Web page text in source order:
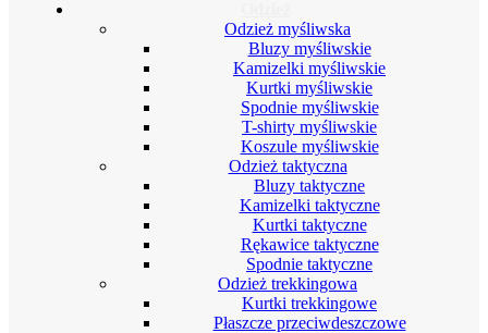
Odzież myśliwska
Bluzy myśliwskie
Kamizelki myśliwskie
Kurtki myśliwskie
Spodnie myśliwskie
T-shirty myśliwskie
Koszule myśliwskie
Odzież taktyczna
Bluzy taktyczne
Kamizelki taktyczne
Kurtki taktyczne
Rękawice taktyczne
Spodnie taktyczne
Odzież trekkingowa
Kurtki trekkingowe
Płaszcze przeciwdeszczowe